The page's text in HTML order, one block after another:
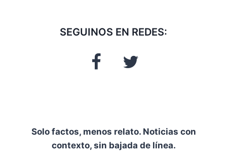
SEGUINOS EN REDES:
Solo factos, menos relato. Noticias con
contexto, sin bajada de línea.